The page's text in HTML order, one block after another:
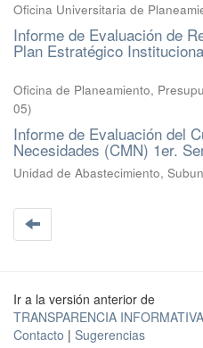
Oficina Universitaria de
Informe de Evaluación de
Plan Estratégico
Oficina de Planeamiento,
05)
Informe de Evaluación del
Necesidades (CMN) 1er.
Unidad de Abastecimiento,
Ir a la versión anterior de
TRANSPARENCIA INFORMATIVA
Contacto | Sugerencias